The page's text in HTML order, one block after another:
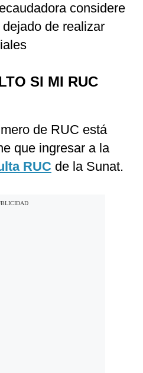
considere
de realizar
SI MI RUC
de RUC está
que ingresar a la
RUC de la Sunat.